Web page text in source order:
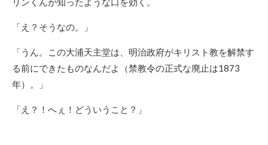
「え？そうなの。」
「うん。この大浦天主堂は、明治政府がキリスト教を解禁す
る前にできたものなんだよ（禁教令の正式な廃止は1873
年）。」
「え？！へぇ！どういうこと？」